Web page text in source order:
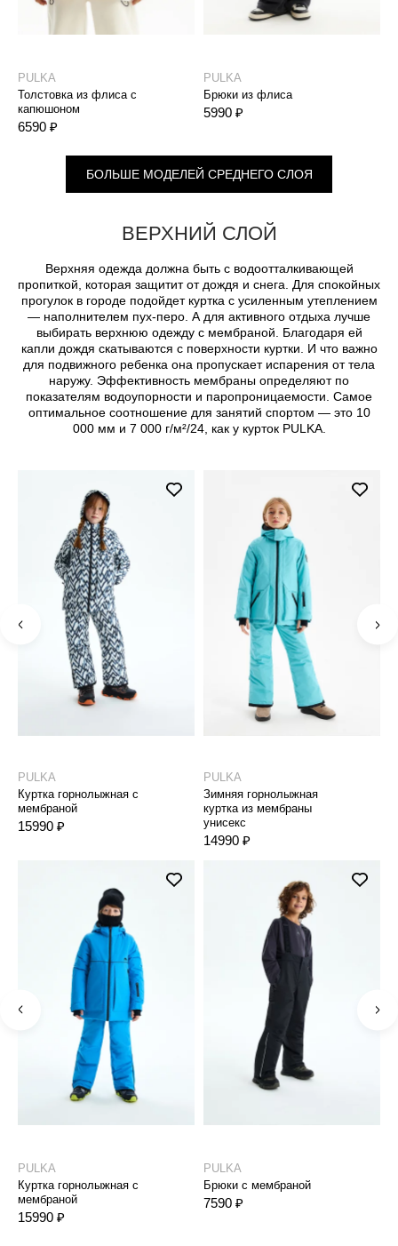
PULKA
Толстовка из флиса с
капюшоном
6590 ₽
PULKA
Брюки из флиса
5990 ₽
БОЛЬШЕ МОДЕЛЕЙ СРЕДНЕГО СЛОЯ
ВЕРХНИЙ СЛОЙ
Верхняя одежда должна быть с водоотталкивающей
пропиткой, которая защитит от дождя и снега. Для спокойных
прогулок в городе подойдет куртка с усиленным утеплением
— наполнителем пух-перо. А для активного отдыха лучше
выбирать верхнюю одежду с мембраной. Благодаря ей
капли дождя скатываются с поверхности куртки. И что важно
для подвижного ребенка она пропускает испарения от тела
наружу. Эффективность мембраны определяют по
показателям водоупорности и паропроницаемости. Самое
оптимальное соотношение для занятий спортом — это 10
000 мм и 7 000 г/м²/24, как у курток PULKA.
PULKA
Куртка горнолыжная с
мембраной
15990 ₽
PULKA
Зимняя горнолыжная
куртка из мембраны
унисекс
14990 ₽
PULKA
Куртка горнолыжная с
мембраной
15990 ₽
PULKA
Брюки с мембраной
7590 ₽